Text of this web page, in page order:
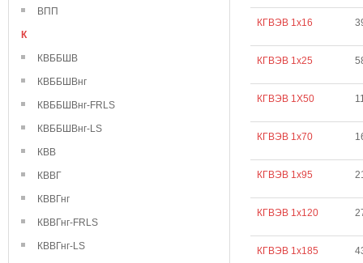
ВПП
К
КВББШВ
КВББШВнг
КВББШВнг-FRLS
КВББШВнг-LS
КВВ
КВВГ
КВВГнг
КВВГнг-FRLS
КВВГнг-LS
КГВЭВ 1х16
КГВЭВ 1х25
КГВЭВ 1Х50
КГВЭВ 1х70
КГВЭВ 1х95
КГВЭВ 1х120
КГВЭВ 1х185